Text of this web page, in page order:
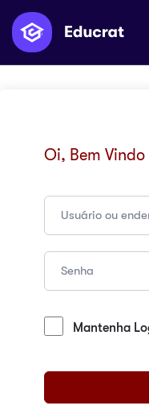
Oi, Bem Vindo
Mantenha